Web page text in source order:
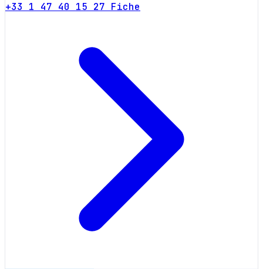
+33 1 47 40 15 27 Fiche